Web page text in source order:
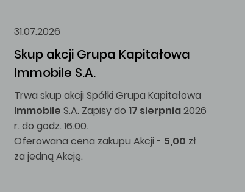
31.07.2026
Skup akcji Grupa Kapitałowa
Immobile S.A.
Trwa skup akcji Spółki Grupa Kapitałowa
Immobile S.A. Zapisy do 17 sierpnia2026
r. do godz. 16.00.
Oferowana cena zakupu Akcji - 5,00 zł
za jedną Akcję.